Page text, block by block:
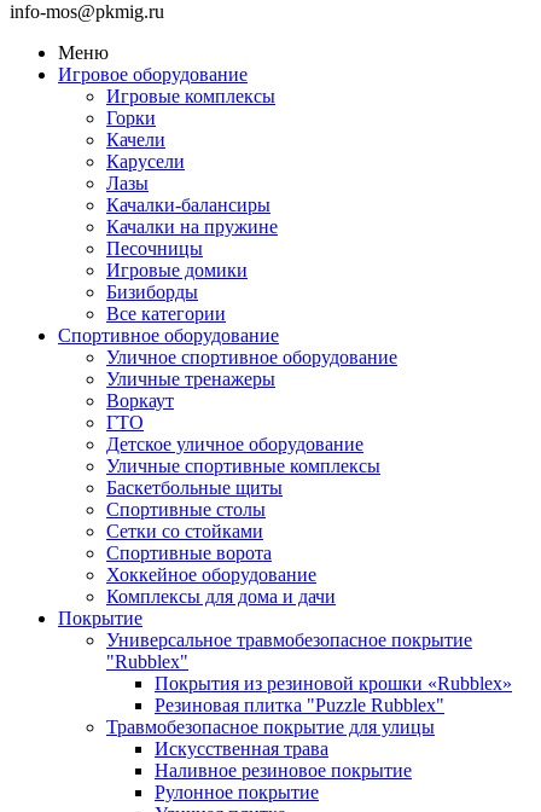
info-mos@pkmig.ru
Меню
Игровое оборудование
Игровые комплексы
Горки
Качели
Карусели
Лазы
Качалки-балансиры
Качалки на пружине
Песочницы
Игровые домики
Бизиборды
Все категории
Спортивное оборудование
Уличное спортивное оборудование
Уличные тренажеры
Воркаут
ГТО
Детское уличное оборудование
Уличные спортивные комплексы
Баскетбольные щиты
Спортивные столы
Сетки со стойками
Спортивные ворота
Хоккейное оборудование
Комплексы для дома и дачи
Покрытие
Универсальное травмобезопасное покрытие
"Rubblex"
Покрытия из резиновой крошки «Rubblex»
Резиновая плитка "Puzzle Rubblex"
Травмобезопасное покрытие для улицы
Искусственная трава
Наливное резиновое покрытие
Рулонное покрытие